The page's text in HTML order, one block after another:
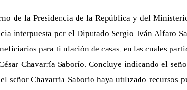
de la Presidencia de la República y del
interpuesta por el Diputado Sergio Iván Alfaro
para titulación de casas, en las cuales
Chavarría Saborío. Concluye indicando el
señor Chavarría Saborío haya utilizado recursos